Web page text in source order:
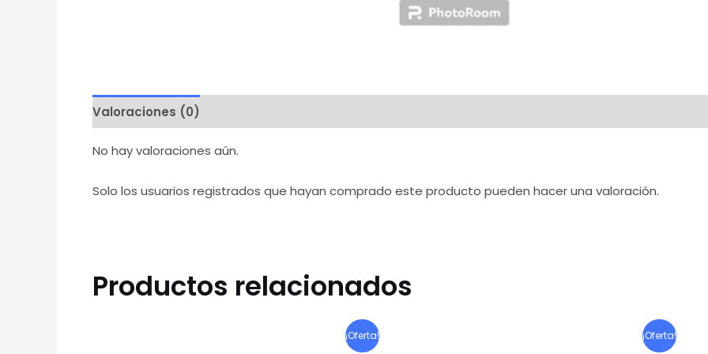
Valoraciones (0)
No hay valoraciones aún.
Solo los usuarios registrados que hayan comprado este producto pueden hacer una valoración.
Productos relacionados
¡Oferta! ¡Oferta!